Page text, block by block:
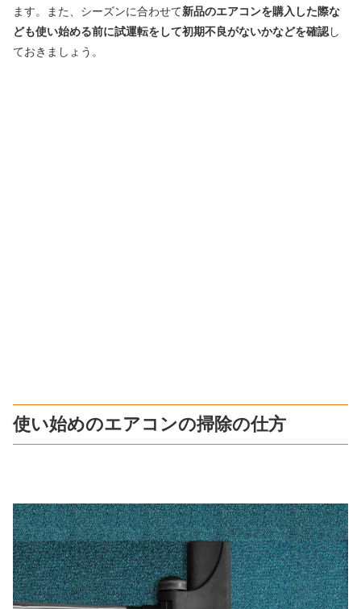
ます。また、シーズンに合わせて新品のエアコンを購入した際な
ども使い始める前に試運転をして初期不良がないかなどを確認 し
ておきましょう。
使い始めのエアコンの掃除の仕方